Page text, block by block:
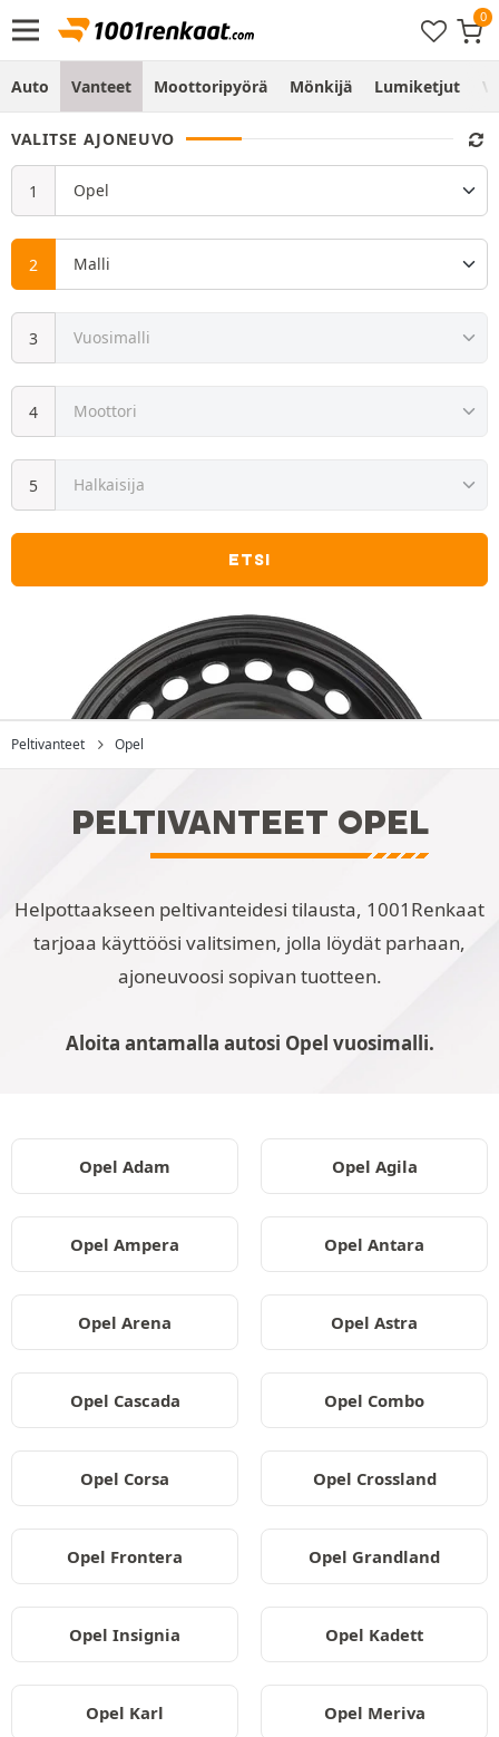
Auto Vanteet Moottoripyörä Mönkijä Lumiketjut
VALITSE AJONEUVO
ETSI
Peltivanteet Opel
PELTIVANTEET OPEL
Helpottaakseen peltivanteidesi tilausta, 1001Renkaat
tarjoaa käyttöösi valitsimen, jolla löydät parhaan,
ajoneuvoosi sopivan tuotteen.
Aloita antamalla autosi Opel vuosimalli.
Opel Adam Opel Agila
Opel Ampera Opel Antara
Opel Arena Opel Astra
Opel Cascada Opel Combo
Opel Corsa Opel Crossland
Opel Frontera Opel Grandland
Opel Insignia Opel Kadett
Opel Karl Opel Meriva